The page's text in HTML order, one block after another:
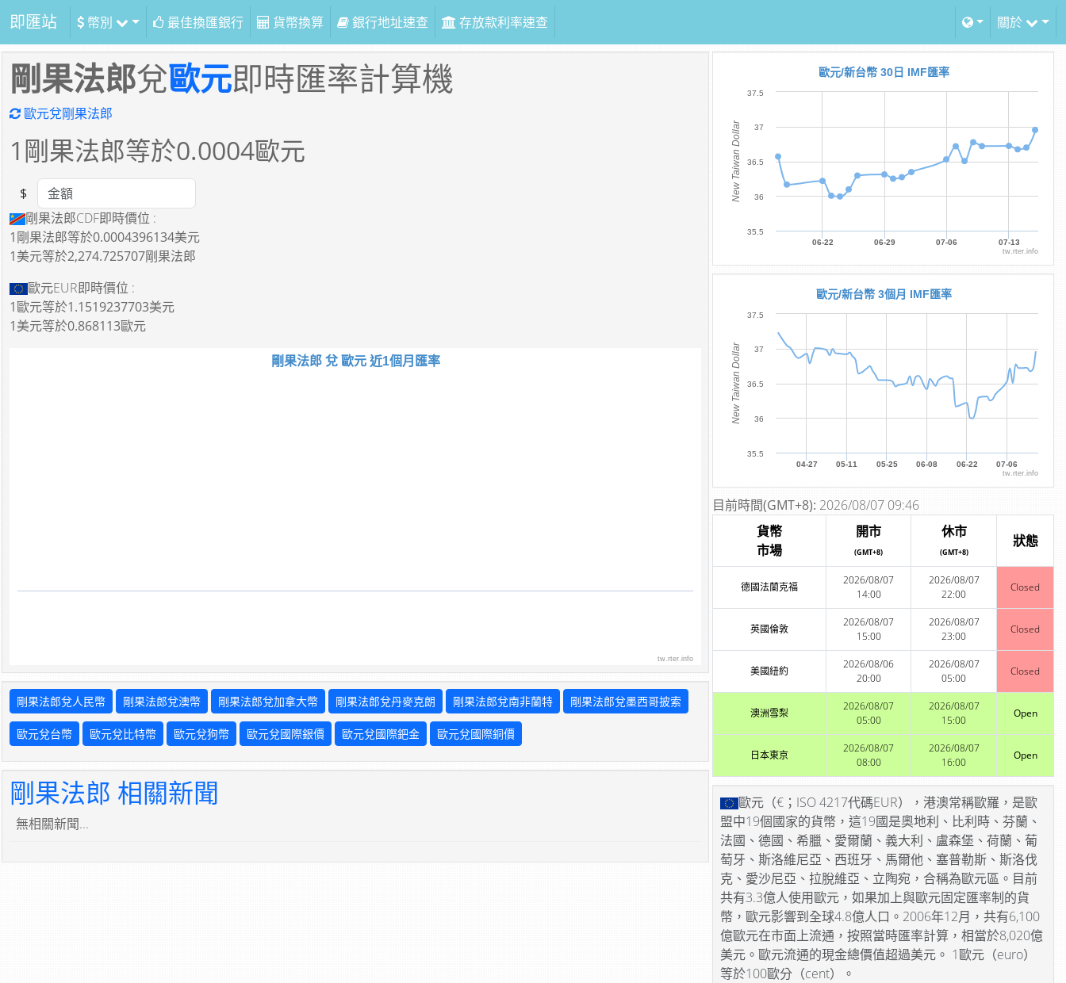
即匯站 幣別 最佳換匯銀行 貨幣換算 銀行地址速查 存放款利率速查 關於
剛果法郎兌歐元即時匯率計算機
歐元兌剛果法郎
1剛果法郎等於0.0004歐元
Amount
$
剛果法郎CDF即時價位 :
1剛果法郎等於0.0004396134美元
1美元等於2,274.725707剛果法郎
歐元EUR即時價位 :
1歐元等於1.1519237703美元
1美元等於0.868113歐元
剛果法郎 兌 歐元 近1個月匯率
tw.rter.info
剛果法郎兌人民幣 剛果法郎兌澳幣 剛果法郎兌加拿大幣 剛果法郎兌丹麥克朗 剛果法郎兌南非蘭特 剛果法郎兌墨西哥披索
歐元兌台幣 歐元兌比特幣 歐元兌狗幣 歐元兌國際銀價 歐元兌國際鈀金 歐元兌國際銅價
剛果法郎 相關新聞
無相關新聞...
New Taiwan Dollar
歐元/新台幣 30日 IMF匯率
06-22 06-29 07-06 07-13
35.5
36
36.5
37
37.5
tw.rter.info
New Taiwan Dollar
歐元/新台幣 3個月 IMF匯率
04-27 05-11 05-25 06-08 06-22 07-06
35.5
36
36.5
37
37.5
tw.rter.info
目前時間(GMT+8): 2026/08/07 09:46
貨幣
市場
開市
(GMT+8)
休市
(GMT+8)
狀態
德國法蘭克福
2026/08/07
14:00
2026/08/07
22:00
Closed
英國倫敦
2026/08/07
15:00
2026/08/07
23:00
Closed
美國紐約
2026/08/06
20:00
2026/08/07
05:00
Closed
澳洲雪梨
2026/08/07
05:00
2026/08/07
15:00
Open
日本東京
2026/08/07
08:00
2026/08/07
16:00
Open
歐元（€；ISO 4217代碼EUR），港澳常稱歐羅，是歐
盟中19個國家的貨幣，這19國是奧地利、比利時、芬蘭、
法國、德國、希臘、愛爾蘭、義大利、盧森堡、荷蘭、葡
萄牙、斯洛維尼亞、西班牙、馬爾他、塞普勒斯、斯洛伐
克、愛沙尼亞、拉脫維亞、立陶宛，合稱為歐元區。目前
共有3.3億人使用歐元，如果加上與歐元固定匯率制的貨
幣，歐元影響到全球4.8億人口。2006年12月，共有6,100
億歐元在市面上流通，按照當時匯率計算，相當於8,020億
美元。歐元流通的現金總價值超過美元。 1歐元（euro）
等於100歐分（cent）。